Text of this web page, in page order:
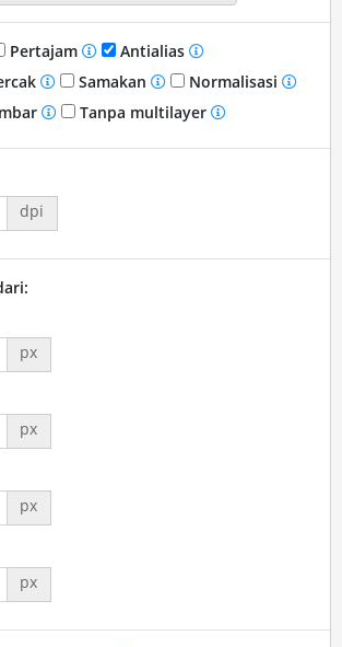
Pertajam
Antialias
Samakan
Normalisasi
Tanpa multilayer
dpi
px
px
px
px